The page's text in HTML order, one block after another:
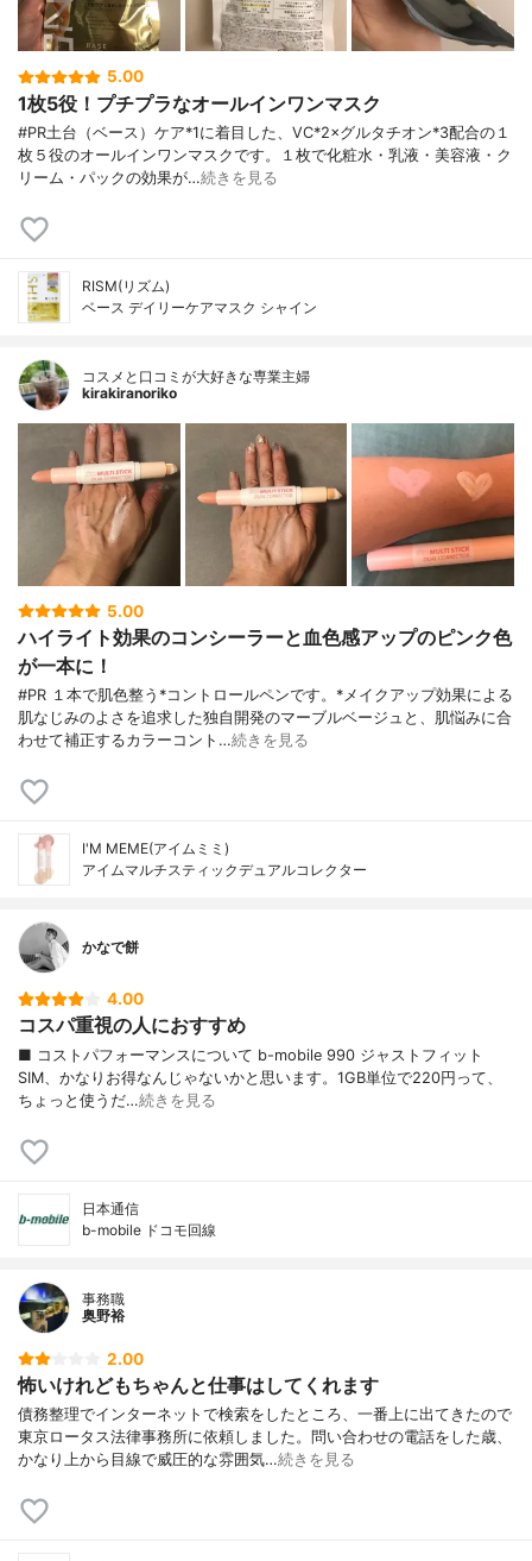
5.00
1枚5役！プチプラなオールインワンマスク
#PR土台（ベース）ケア*1に着目した、VC*2×グルタチオン*3配合の１
枚５役のオールインワンマスクです。１枚で化粧水・乳液・美容液・ク
リーム・パックの効果が…続きを見る
RISM(リズム)
ベース デイリーケアマスク シャイン
コスメと口コミが大好きな専業主婦
kirakiranoriko
5.00
ハイライト効果のコンシーラーと血色感アップのピンク色
が一本に！
#PR １本で肌色整う*コントロールペンです。*メイクアップ効果による
肌なじみのよさを追求した独自開発のマーブルベージュと、肌悩みに合
わせて補正するカラーコント…続きを見る
I'M MEME(アイムミミ)
アイムマルチスティックデュアルコレクター
かなで餅
4.00
コスパ重視の人におすすめ
■ コストパフォーマンスについて b-mobile 990 ジャストフィット
SIM、かなりお得なんじゃないかと思います。1GB単位で220円って、
ちょっと使うだ…続きを見る
日本通信
b-mobile ドコモ回線
事務職
奥野裕
2.00
怖いけれどもちゃんと仕事はしてくれます
債務整理でインターネットで検索をしたところ、一番上に出てきたので
東京ロータス法律事務所に依頼しました。問い合わせの電話をした歳、
かなり上から目線で威圧的な雰囲気…続きを見る